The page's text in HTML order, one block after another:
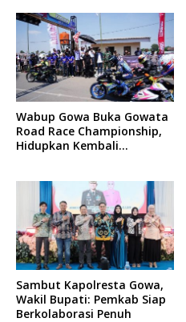
Wabup Gowa Buka Gowata
Road Race Championship,
Hidupkan Kembali
Sambut Kapolresta Gowa,
Wakil Bupati: Pemkab Siap
Berkolaborasi Penuh